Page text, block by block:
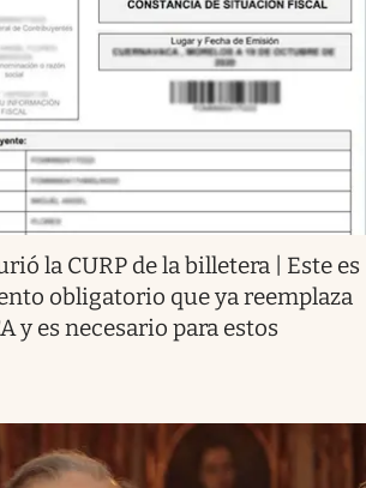
la CURP de la billetera | Este es
obligatorio que ya reemplaza
y es necesario para estos